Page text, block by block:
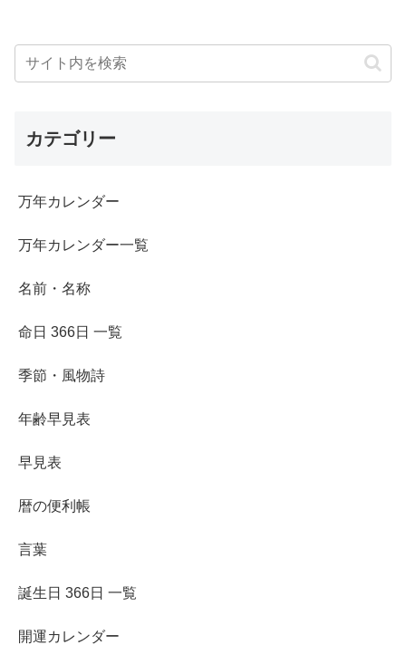
カテゴリー
万年カレンダー
万年カレンダー一覧
名前・名称
命日 366日 一覧
季節・風物詩
年齢早見表
早見表
暦の便利帳
言葉
誕生日 366日 一覧
開運カレンダー